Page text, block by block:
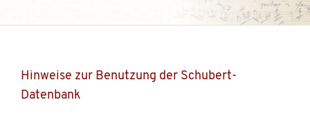
Hinweise zur Benutzung der Schubert-
Datenbank